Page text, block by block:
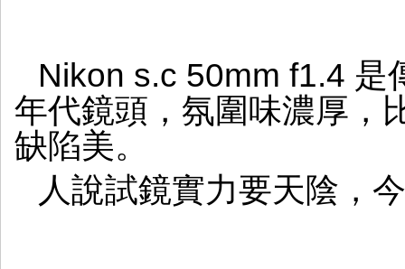
Nikon s.c 50mm f1.4 是
年代鏡頭，氛圍味濃厚，
缺陷美。
人說試鏡實力要天陰，